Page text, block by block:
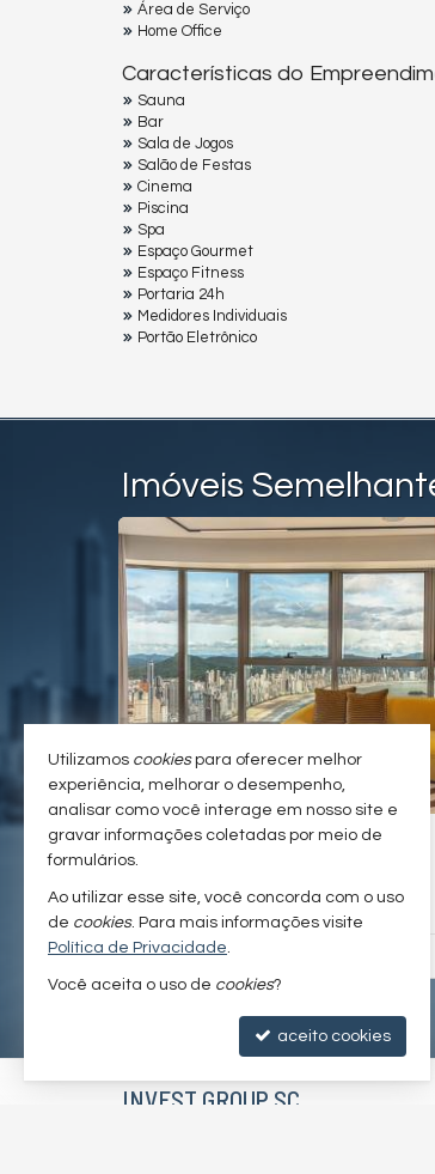
Área de Serviço
Home Office
Características do
Sauna
Bar
Sala de Jogos
Salão de Festas
Cinema
Piscina
Spa
Espaço Gourmet
Espaço Fitness
Portaria 24h
Medidores Individuais
Portão Eletrônico
Imóveis
#1.423
BALNEÁRIO CAMBORIÚ -CENTRO
Apartamento no Edifício Yachthouse
4 5 3 265,
R$ 16.900.000,
INVEST GROUP SC
Utilizamos cookiespara oferecer melhor
experiência, melhorar o desempenho,
analisar como você interage em nosso site e
gravar informações coletadas por meio de
formulários.
Ao utilizar esse site, você concorda com o uso
de cookies. Para mais informações visite
Política de Privacidade.
Você aceita o uso de cookies?
aceito cookies